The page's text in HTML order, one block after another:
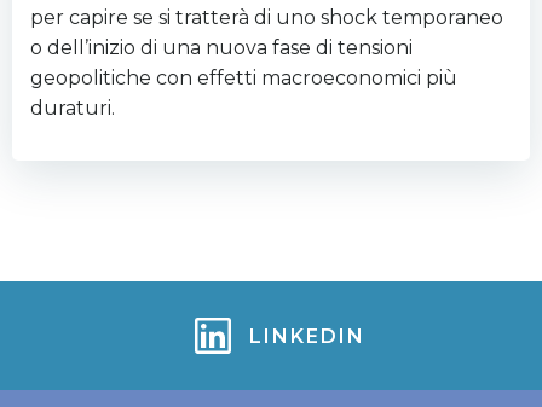
per capire se si tratterà di uno shock temporaneo
o dell’inizio di una nuova fase di tensioni
geopolitiche con effetti macroeconomici più
duraturi.
LINKEDIN